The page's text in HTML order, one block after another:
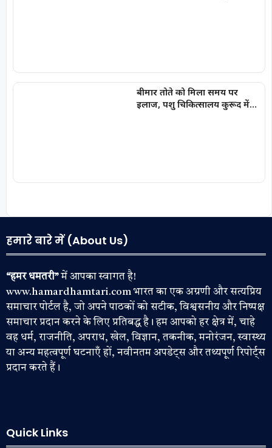
बीमार तोते को मिला समय पर
इलाज, पशु चिकित्सालय कुरूद में
हमारे बारे में (About Us)
“हमर धमतरी”में आपका स्वागत है!
www.hamardhamtari.com भारत का एक अग्रणी और सत्यप्रिय
समाचार पोर्टल है, जो अपने पाठकों को सटीक, विश्वसनीय और निष्पक्ष
समाचार प्रदान करने के लिए प्रतिबद्ध है। हम आपको हर क्षेत्र में, चाहे
वह धर्म, राजनीति, अपराध, खेल, विज्ञान, तकनीक, मनोरंजन, स्वास्थ्य
या अन्य महत्वपूर्ण घटनाएँ हों, नवीनतम अपडेट्स और तथ्यपूर्ण रिपोर्ट्स
प्रदान करते हैं।
Quick Links